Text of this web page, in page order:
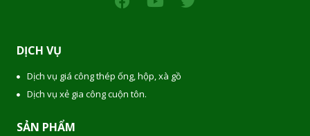
DỊCH VỤ
Dịch vụ giá công thép ống, hộp, xà gồ
Dịch vụ xẻ gia công cuộn tôn.
SẢN PHẨM